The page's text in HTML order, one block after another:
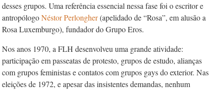
desses grupos. Uma referência essencial nessa fase foi o escritor e
antropólogoNéstor Perlongher(apelidado de “Rosa”, em alusão a
Rosa Luxemburgo), fundador do Grupo Eros.
Nos anos 1970, a FLH desenvolveu uma grande atividade:
participação em passeatas de protesto, grupos de estudo, alianças
com grupos feministas e contatos com grupos gays do exterior. Nas
eleições de 1972, e apesar das insistentes demandas, nenhum